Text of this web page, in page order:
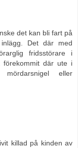
det kan bli fart på
Det där med
fridsstörare i
förekommit där ute i
mördarsnigel eller
killad på kinden av